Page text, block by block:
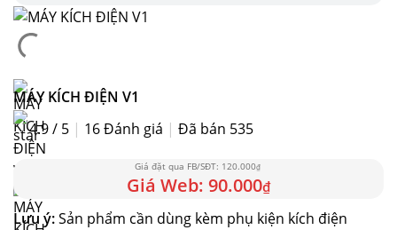
MÁY KÍCH ĐIỆN V1
4.9 / 5 | 16Đánh giá | Đã bán 535
120.000₫
90.000₫
Lưu ý:Sản phẩm cần dùng kèm phụ kiện kích điện